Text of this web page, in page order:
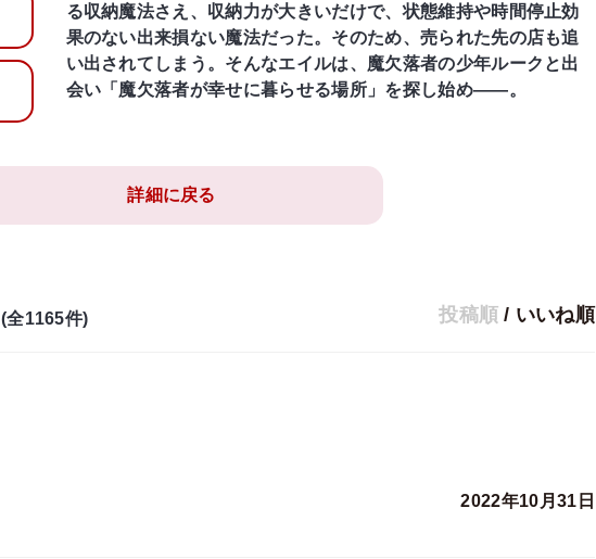
る収納魔法さえ、収納力が大きいだけで、状態維持や時間停止効
果のない出来損ない魔法だった。そのため、売られた先の店も追
い出されてしまう。そんなエイルは、魔欠落者の少年ルークと出
会い「魔欠落者が幸せに暮らせる場所」を探し始め――。
詳細に戻る
(全1165件) 投稿順 / いいね順
2022年10月31日